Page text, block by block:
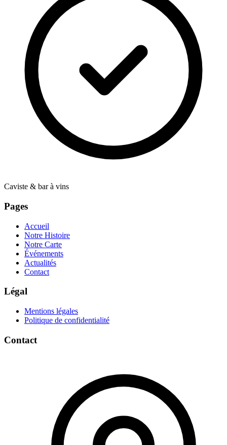
Caviste & bar à vins
Pages
Accueil
Notre Histoire
Notre Carte
Événements
Actualités
Contact
Légal
Mentions légales
Politique de confidentialité
Contact